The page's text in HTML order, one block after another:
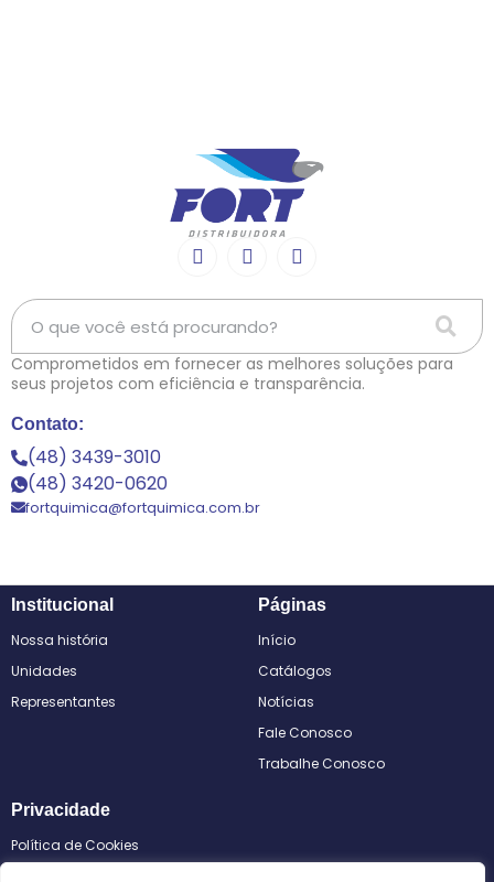
Comprometidos em fornecer as melhores soluções para
seus projetos com eficiência e transparência.
Contato:
(48) 3439-3010
(48) 3420-0620
fortquimica@fortquimica.com.br
Institucional
Nossa história
Unidades
Representantes
Páginas
Início
Catálogos
Notícias
Fale Conosco
Trabalhe Conosco
Privacidade
Política de Cookies